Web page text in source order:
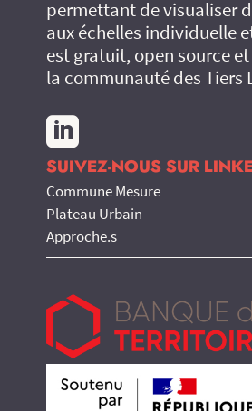
permettant de visualiser
aux échelles individuelle
est gratuit, open source
la communauté des Tiers

SUIVEZ-NOUS SUR
Commune Mesure
Plateau Urbain
Approche.s